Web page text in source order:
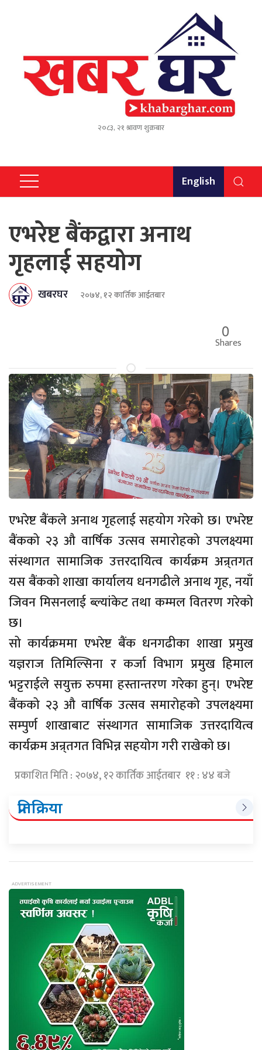
२०८३, २१ श्रावण शुक्रबार
English
एभरेष्ट बैंकद्वारा अनाथ
गृहलाई सहयोग
खबरघर २०७४, १२ कार्तिक आईतबार
0
Shares
एभरेष्ट बैंकले अनाथ गृहलाई सहयोग गरेको छ। एभरेष्ट
बैंकको २३ औ वार्षिक उत्सव समारोहको उपलक्ष्यमा
संस्थागत सामाजिक उत्तरदायित्व कार्यक्रम अन्र्तगत
यस बैंकको शाखा कार्यालय धनगढीले अनाथ गृह, नयाँ
जिवन मिसनलाई ब्ल्यांकेट तथा कम्मल वितरण गरेको
छ।
सो कार्यक्रममा एभरेष्ट बैंक धनगढीका शाखा प्रमुख
यज्ञराज तिमिल्सिना र कर्जा विभाग प्रमुख हिमाल
भट्टराईले सयुक्त रुपमा हस्तान्तरण गरेका हुन्। एभरेष्ट
बैंकको २३ औ वार्षिक उत्सव समारोहको उपलक्ष्यमा
सम्पुर्ण शाखाबाट संस्थागत सामाजिक उत्तरदायित्व
कार्यक्रम अन्र्तगत विभिन्न सहयोग गरी राखेको छ।
प्रकाशित मिति : २०७४, १२ कार्तिक आईतबार ११ : ४४ बजे
प्रतिक्रिया